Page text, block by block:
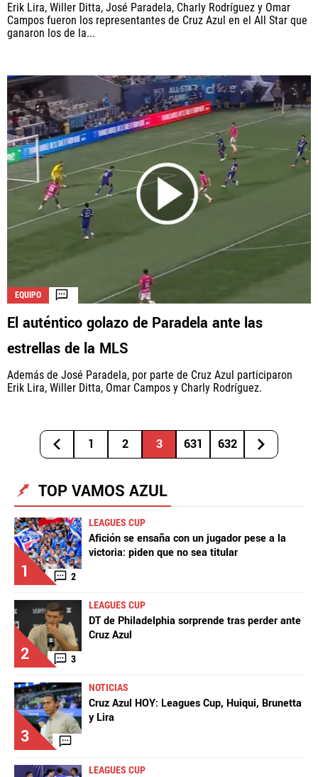
Erik Lira, Willer Ditta, José Paradela, Charly Rodríguez y Omar
Campos fueron los representantes de Cruz Azul en el All Star que
ganaron los de la...
EQUIPO
El auténtico golazo de Paradela ante las
estrellas de la MLS
Además de José Paradela, por parte de Cruz Azul participaron
Erik Lira, Willer Ditta, Omar Campos y Charly Rodríguez.
1 2 3 631 632
TOP VAMOS AZUL
1 2
LEAGUES CUP
Afición se ensaña con un jugador pese a la
victoria: piden que no sea titular
2 3
LEAGUES CUP
DT de Philadelphia sorprende tras perder ante
Cruz Azul
3
NOTICIAS
Cruz Azul HOY: Leagues Cup, Huiqui, Brunetta
y Lira
LEAGUES CUP